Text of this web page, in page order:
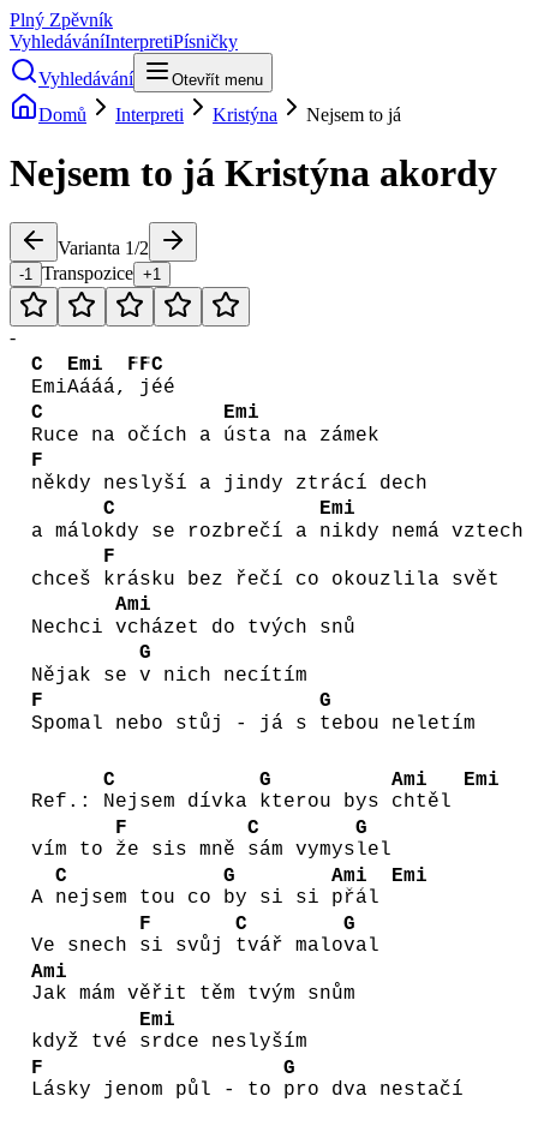
Plný Zpěvník
VyhledáváníInterpretiPísničky
Vyhledávání
Otevřít menu
Domů Interpreti Kristýna Nejsem to já
Nejsem to já Kristýna akordy
Varianta 1/2
-1 Transpozice +1
-
C
Emi
Emi
Aááá,
FF
j
C
éé
C
Ruce na očích a
Emi
ústa na zámek
F
někdy neslyší a jindy ztrácí dech
a málo
C
kdy se rozbrečí a
Emi
nikdy nemá vztech
chceš
F
krásku bez řečí co okouzlila svět
Nechci
Ami
vcházet do tvých snů
Nějak se
G
v nich necítím
F
Spomal nebo stůj - já s
G
tebou neletím
Ref.:
C
Nejsem dívka
G
kterou bys
Ami
chtěl
Emi
vím to
F
že sis mně
C
sám vymys
G
lel
A
C
nejsem tou co
G
by si si
Ami
přál
Emi
Ve snech
F
si svůj
C
tvář malo
G
val
Ami
Jak mám věřit těm tvým snům
když tvé
Emi
srdce neslyším
F
Lásky jenom půl - to
G
pro dva nestačí